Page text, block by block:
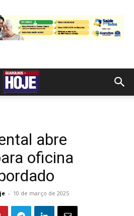
abre
oficina
- 10 de março de 2025